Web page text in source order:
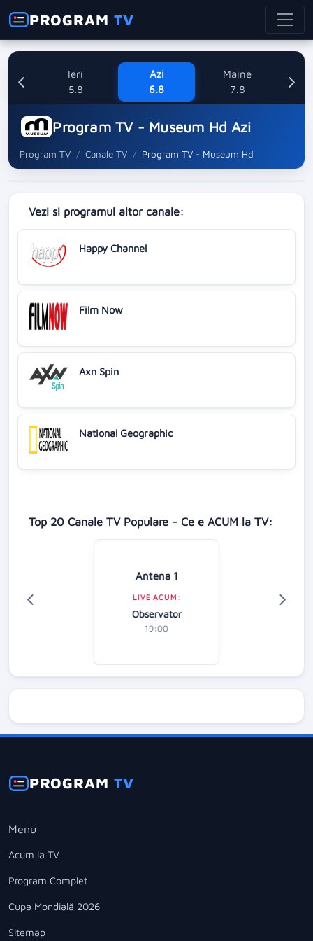
PROGRAMTV
Ieri
5.8
Azi
6.8
Maine
7.8
Program TV - Museum Hd Azi
Program TV Canale TV Program TV - Museum Hd
Vezi si programul altor canale:
Happy Channel
Film Now
Axn Spin
National Geographic
Top 20 Canale TV Populare - Ce e ACUM la TV:
Antena 1
LIVE ACUM:
Observator
19:00
PROGRAMTV
Menu
Acum la TV
Program Complet
Cupa Mondială 2026
Sitemap